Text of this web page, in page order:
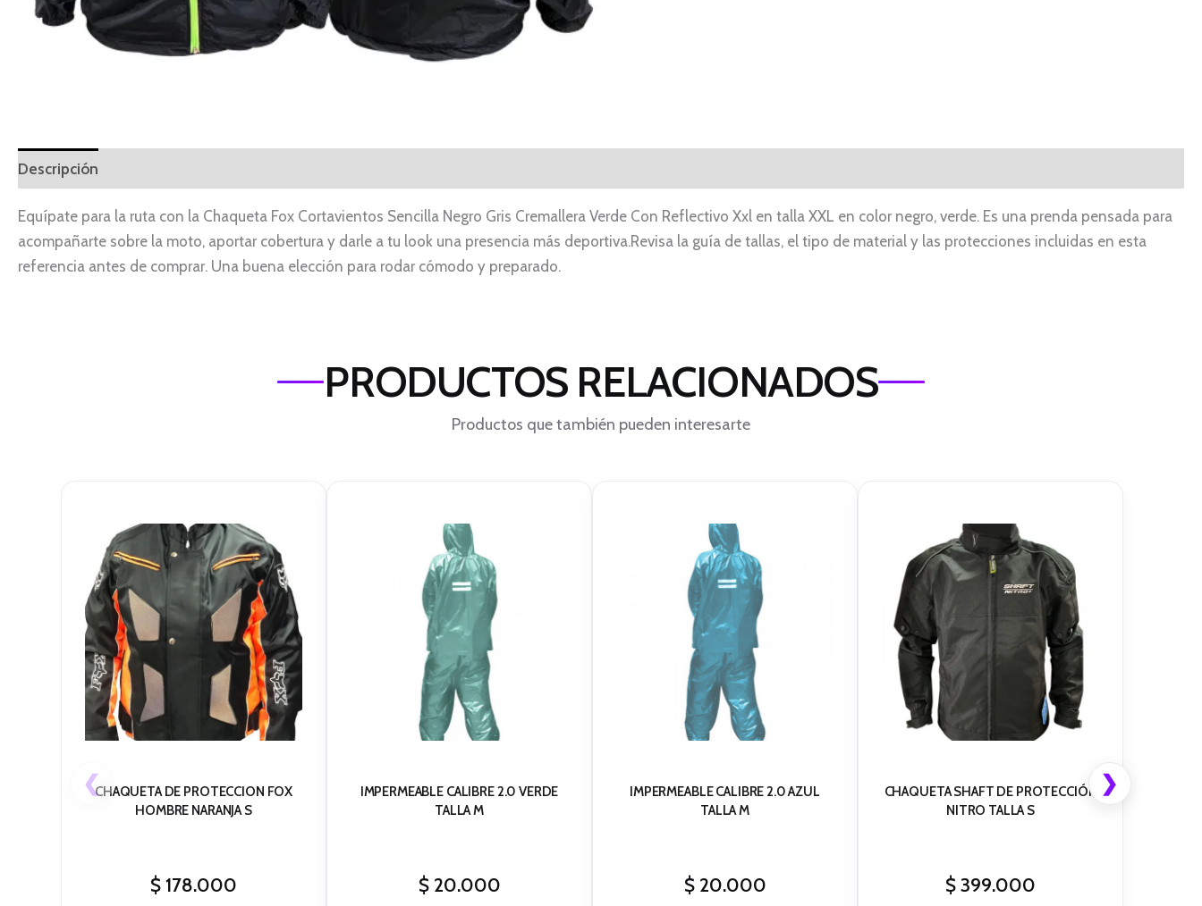
Descripción
Equípate para la ruta con la Chaqueta Fox Cortavientos Sencilla Negro Gris Cremallera Verde Con Reflectivo Xxl en talla XXL en color negro, verde. Es una prenda pensada para
acompañarte sobre la moto, aportar cobertura y darle a tu look una presencia más deportiva.Revisa la guía de tallas, el tipo de material y las protecciones incluidas en esta
referencia antes de comprar. Una buena elección para rodar cómodo y preparado.
PRODUCTOS RELACIONADOS
Productos que también pueden interesarte
CHAQUETA DE PROTECCION FOX
HOMBRE NARANJA S
$ 178.000
IMPERMEABLE CALIBRE 2.0 VERDE
TALLA M
$20.000
IMPERMEABLE CALIBRE 2.0 AZUL
TALLA M
$20.000
CHAQUETA SHAFT DE PROTECCIÓN
NITRO TALLA S
$ 399.000
❮ ❯